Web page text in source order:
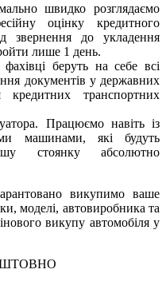
швидко розглядаємо
оцінку кредитного
звернення до укладення
лише 1 день.
беруть на себе всі
документів у державних
кредитних транспортних
Працюємо навіть із
машинами, які будуть
стоянку абсолютно
викупимо ваше
моделі, автовиробника та
викупу автомобіля у